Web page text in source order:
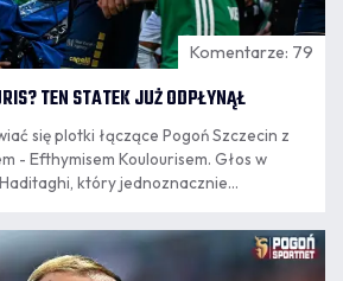
Komentarze: 79
TEN STATEK JUŻ ODPŁYNĄŁ
się plotki łączące Pogoń Szczecin z
- Efthymisem Koulourisem. Głos w
który jednoznacznie